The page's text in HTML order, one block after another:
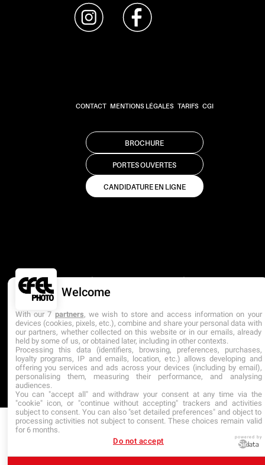
CONTACT MENTIONS LÉGALES TARIFS CGI
CANDIDATURE EN LIGNE
PORTES OUVERTES
BROCHURE
DERNIÈRE MISE À JOUR : JUILLET 2026
Welcome
With our 7 partners, we wish to store and access information on your
devices (cookies, pixels, etc.), combine and share your personal data with
our partners, whether collected on this website or in our emails, already
held by some of us, or obtained later, including in other contexts.
Processing this data (identifiers, browsing, preferences, purchases,
loyalty programs, IP and emails, location, etc.) allows developing and
offering you services and ads across your devices (including by email),
personalising them, measuring their performance, and analysing
audiences.
You can "accept all" and withdraw your consent at any time via the
"cookie" icon, or "continue without accepting" trackers and activities
subject to consent. You can also "set detailed preferences" and object to
processing activities not subject to consent. These choices remain valid
for 6 months.
Do not accept
powered by